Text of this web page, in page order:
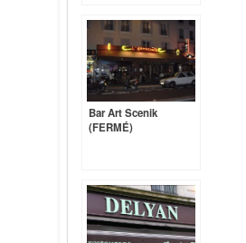
Bar Art Scenik
(FERMÉ)